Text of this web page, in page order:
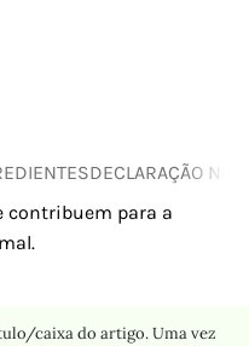
DECLARAÇÃO
contribuem para a
caixa do artigo. Uma vez